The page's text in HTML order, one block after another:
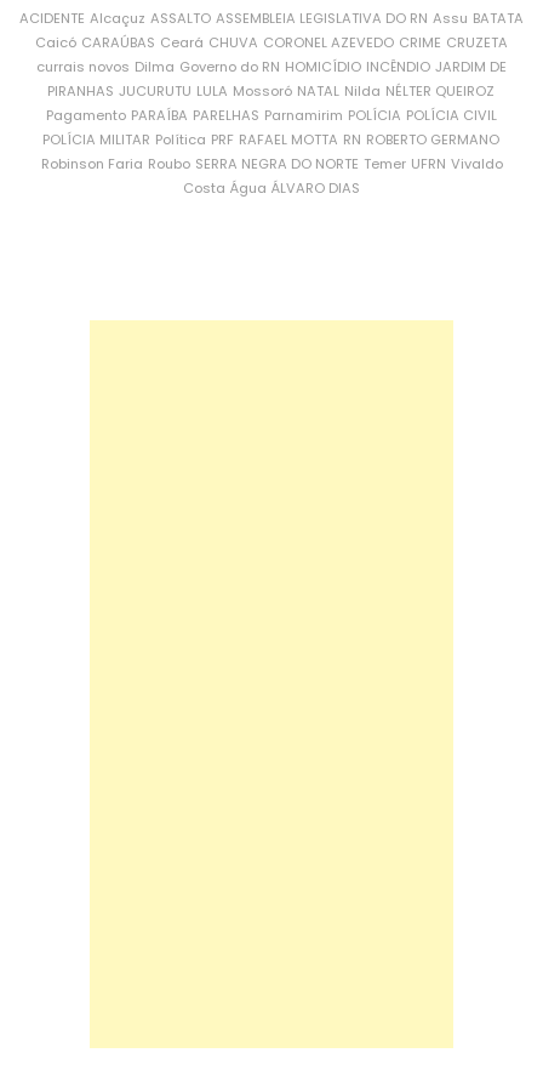
ACIDENTE Alcaçuz ASSALTO ASSEMBLEIA LEGISLATIVA DO RN Assu BATATA
Caicó CARAÚBAS Ceará CHUVA CORONEL AZEVEDO CRIME CRUZETA
currais novos Dilma Governo do RN HOMICÍDIO INCÊNDIO JARDIM DE
PIRANHAS JUCURUTU LULA Mossoró NATAL Nilda NÉLTER QUEIROZ
Pagamento PARAÍBA PARELHAS Parnamirim POLÍCIA POLÍCIA CIVIL
POLÍCIA MILITAR Política PRF RAFAEL MOTTA RN ROBERTO GERMANO
Robinson Faria Roubo SERRA NEGRA DO NORTE Temer UFRN Vivaldo
Costa Água ÁLVARO DIAS